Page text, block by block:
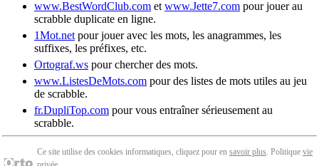
www.BestWordClub.com et www.Jette7.com pour jouer au
scrabble duplicate en ligne.
1Mot.net pour jouer avec les mots, les anagrammes, les
suffixes, les préfixes, etc.
Ortograf.ws pour chercher des mots.
www.ListesDeMots.com pour des listes de mots utiles au jeu
de scrabble.
fr.DupliTop.com pour vous entraîner sérieusement au
scrabble.
Ce site utilise des cookies informatiques, cliquez pour en savoir plus. Politique vie